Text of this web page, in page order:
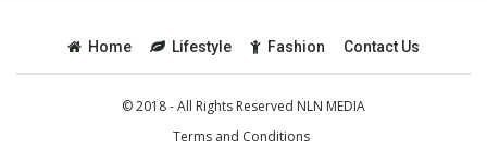
Home Lifestyle Fashion Contact Us
© 2018 - All Rights Reserved NLN MEDIA
Terms and Conditions